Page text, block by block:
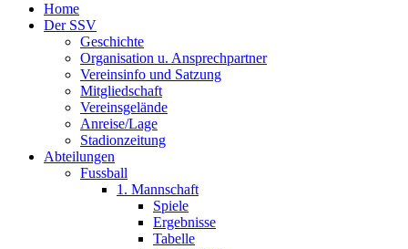
Home
Der SSV
Geschichte
Organisation u. Ansprechpartner
Vereinsinfo und Satzung
Mitgliedschaft
Vereinsgelände
Anreise/Lage
Stadionzeitung
Abteilungen
Fussball
1. Mannschaft
Spiele
Ergebnisse
Tabelle